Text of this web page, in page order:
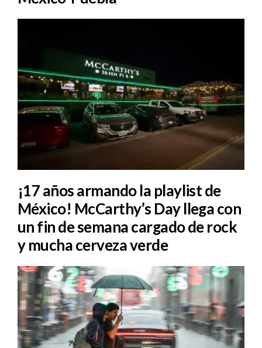
¡17 años armando la playlist de
México! McCarthy’s Day llega con
un fin de semana cargado de rock
y mucha cerveza verde